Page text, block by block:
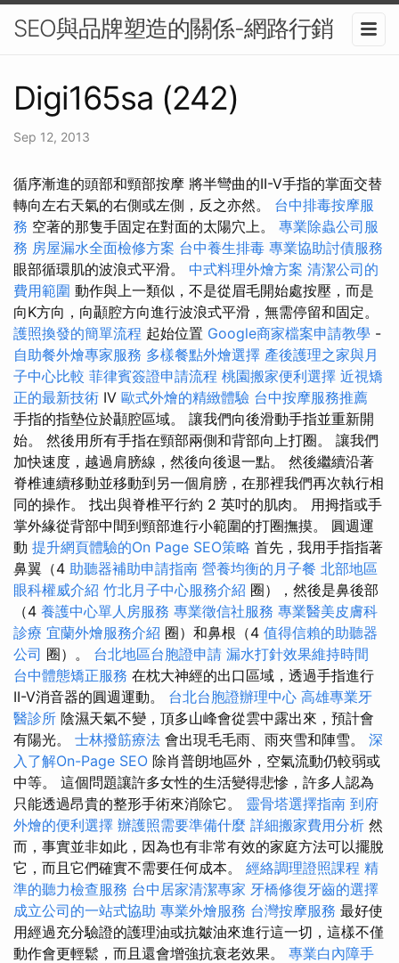
SEO與品牌塑造的關係-網路行銷
Digi165sa (242)
Sep 12, 2013
循序漸進的頭部和頸部按摩 將半彎曲的II-V手指的掌面交替
轉向左右天氣的右側或左側，反之亦然。 台中排毒按摩服
務 空著的那隻手固定在對面的太陽穴上。 專業除蟲公司服
務 房屋漏水全面檢修方案 台中養生排毒 專業協助討債服務
眼部循環肌的波浪式平滑。 中式料理外燴方案 清潔公司的
費用範圍 動作與上一類似，不是從眉毛開始處按壓，而是
向K方向，向顳腔方向進行波浪式平滑，無需停留和固定。
護照換發的簡單流程 起始位置 Google商家檔案申請教學 -
自助餐外燴專家服務 多樣餐點外燴選擇 產後護理之家與月
子中心比較 菲律賓簽證申請流程 桃園搬家便利選擇 近視矯
正的最新技術 IV 歐式外燴的精緻體驗 台中按摩服務推薦
手指的指墊位於顳腔區域。 讓我們向後滑動手指並重新開
始。 然後用所有手指在頸部兩側和背部向上打圈。 讓我們
加快速度，越過肩膀線，然後向後退一點。 然後繼續沿著
脊椎連續移動並移動到另一個肩膀，在那裡我們再次執行相
同的操作。 找出與脊椎平行約 2 英吋的肌肉。 用拇指或手
掌外緣從背部中間到頸部進行小範圍的打圈撫摸。 圓週運
動 提升網頁體驗的On Page SEO策略 首先，我用手指指著
鼻翼（4 助聽器補助申請指南 營養均衡的月子餐 北部地區
眼科權威介紹 竹北月子中心服務介紹 圈），然後是鼻後部
（4 養護中心單人房服務 專業徵信社服務 專業醫美皮膚科
診療 宜蘭外燴服務介紹 圈）和鼻根（4 值得信賴的助聽器
公司 圈）。 台北地區台胞證申請 漏水打針效果維持時間
台中體態矯正服務 在枕大神經的出口區域，透過手指進行
II-V消音器的圓週運動。 台北台胞證辦理中心 高雄專業牙
醫診所 陰濕天氣不變，頂多山峰會從雲中露出來，預計會
有陽光。 士林撥筋療法 會出現毛毛雨、雨夾雪和陣雪。 深
入了解On-Page SEO 除肖普朗地區外，空氣流動仍較弱或
中等。 這個問題讓許多女性的生活變得悲慘，許多人認為
只能透過昂貴的整形手術來消除它。 靈骨塔選擇指南 到府
外燴的便利選擇 辦護照需要準備什麼 詳細搬家費用分析 然
而，事實並非如此，因為也有非常有效的家庭方法可以擺脫
它，而且它們確實不需要任何成本。 經絡調理證照課程 精
準的聽力檢查服務 台中居家清潔專家 牙橋修復牙齒的選擇
成立公司的一站式協助 專業外燴服務 台灣按摩服務 最好使
用經過充分驗證的護理油或抗皺油來進行這一切，這樣不僅
動作會更輕鬆，而且還會增強抗衰老效果。 專業白內障手